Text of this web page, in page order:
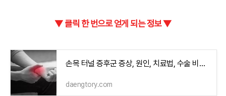
▼ 클릭 한 번으로 얻게 되는 정보 ▼
손목 터널 증후군 증상, 원인, 치료법, 수술 비용 알아보기
daengtory.com